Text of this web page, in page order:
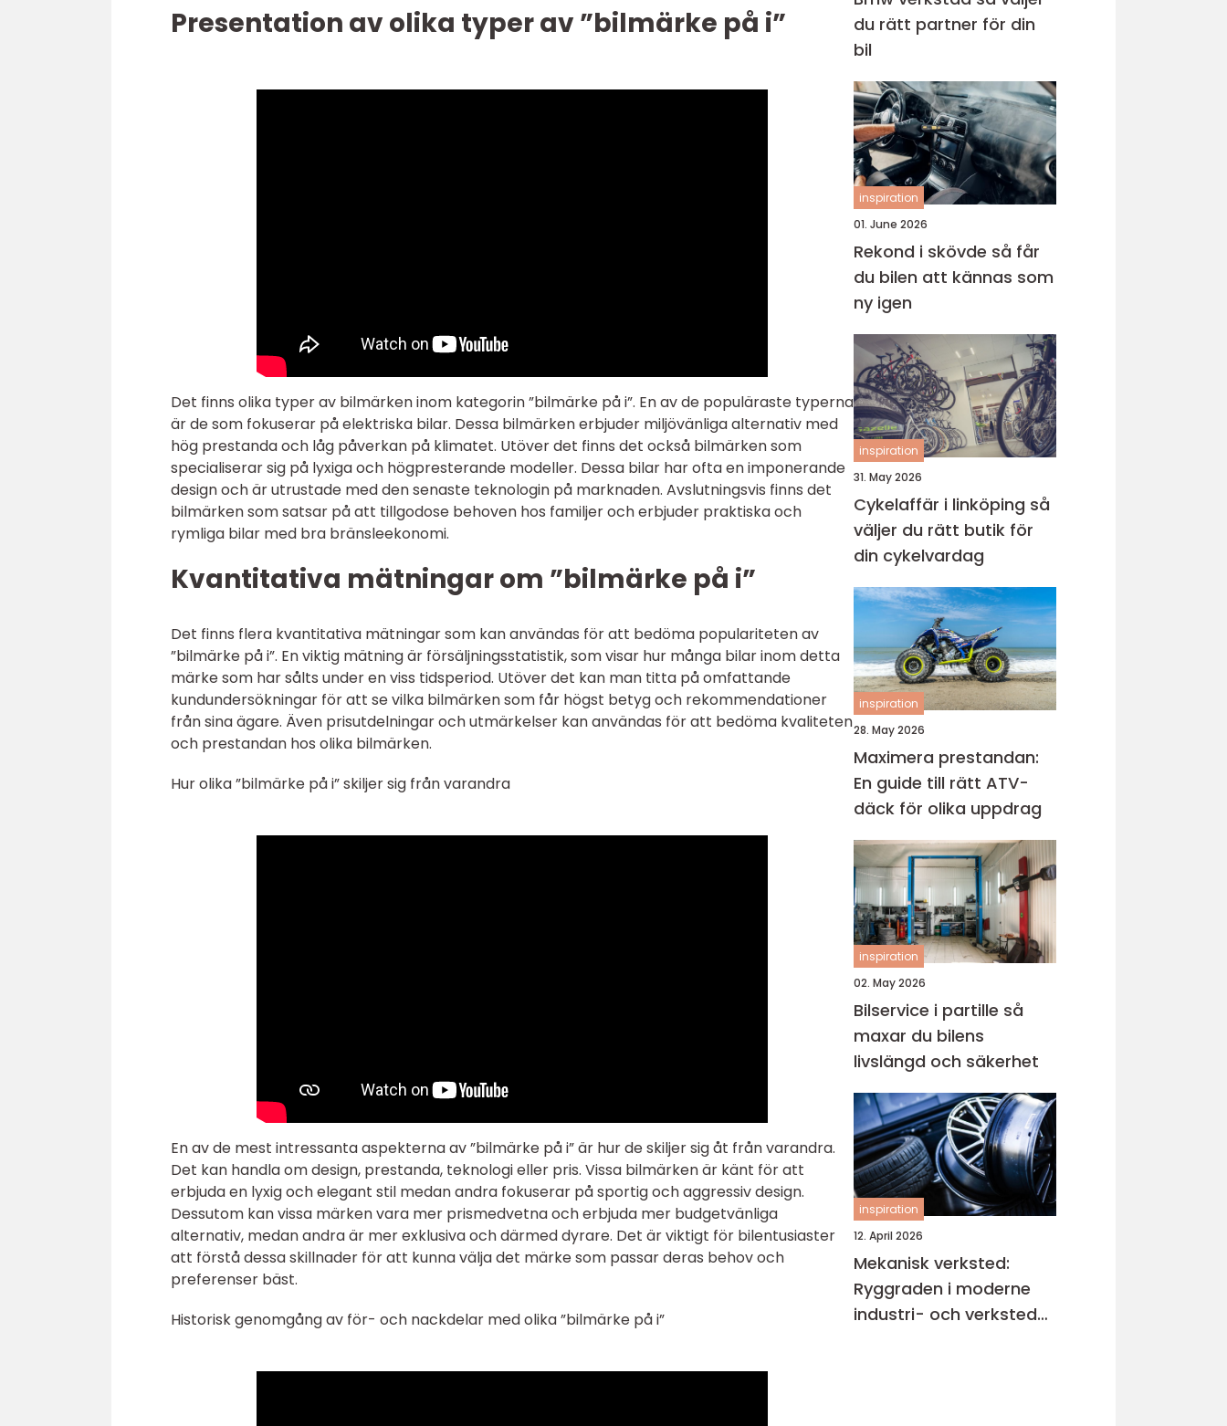
Presentation av olika typer av ”bilmärke på i”
Det finns olika typer av bilmärken inom kategorin ”bilmärke på i”. En av de populäraste typerna
är de som fokuserar på elektriska bilar. Dessa bilmärken erbjuder miljövänliga alternativ med
hög prestanda och låg påverkan på klimatet. Utöver det finns det också bilmärken som
specialiserar sig på lyxiga och högpresterande modeller. Dessa bilar har ofta en imponerande
design och är utrustade med den senaste teknologin på marknaden. Avslutningsvis finns det
bilmärken som satsar på att tillgodose behoven hos familjer och erbjuder praktiska och
rymliga bilar med bra bränsleekonomi.
Kvantitativa mätningar om ”bilmärke på i”
Det finns flera kvantitativa mätningar som kan användas för att bedöma populariteten av
”bilmärke på i”. En viktig mätning är försäljningsstatistik, som visar hur många bilar inom detta
märke som har sålts under en viss tidsperiod. Utöver det kan man titta på omfattande
kundundersökningar för att se vilka bilmärken som får högst betyg och rekommendationer
från sina ägare. Även prisutdelningar och utmärkelser kan användas för att bedöma kvaliteten
och prestandan hos olika bilmärken.
Hur olika ”bilmärke på i” skiljer sig från varandra
En av de mest intressanta aspekterna av ”bilmärke på i” är hur de skiljer sig åt från varandra.
Det kan handla om design, prestanda, teknologi eller pris. Vissa bilmärken är känt för att
erbjuda en lyxig och elegant stil medan andra fokuserar på sportig och aggressiv design.
Dessutom kan vissa märken vara mer prismedvetna och erbjuda mer budgetvänliga
alternativ, medan andra är mer exklusiva och därmed dyrare. Det är viktigt för bilentusiaster
att förstå dessa skillnader för att kunna välja det märke som passar deras behov och
preferenser bäst.
Historisk genomgång av för- och nackdelar med olika ”bilmärke på i”
du rätt partner för din
bil
inspiration
01. June 2026
Rekond i skövde så får
du bilen att kännas som
ny igen
inspiration
31. May 2026
Cykelaffär i linköping så
väljer du rätt butik för
din cykelvardag
inspiration
28. May 2026
Maximera prestandan:
En guide till rätt ATV-
däck för olika uppdrag
inspiration
02. May 2026
Bilservice i partille så
maxar du bilens
livslängd och säkerhet
inspiration
12. April 2026
Mekanisk verksted:
Ryggraden i moderne
industri- och verksted-